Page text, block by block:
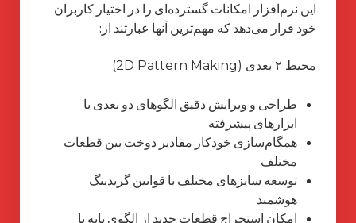
این نرم‌افزار امکانات گسترده‌ای را در اختیار کاربران
خود قرار می‌دهد که مهم‌ترین آنها عبارتند از:
محیط ۲ بعدی (2D Pattern Making)
طراحی و ویرایش دقیق الگوهای دو بعدی با
ابزارهای پیشرفته
همگام‌سازی خودکار مقادیر دوخت بین قطعات
مختلف
توسعه سایزهای مختلف با قوانین گریدینگ
هوشمند
امکان استخراج قطعات جدید از الگوی پایه با